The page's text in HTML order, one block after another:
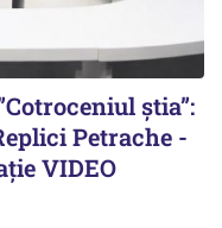
știa”:
Petrache -
VIDEO